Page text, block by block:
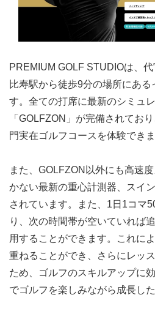
PREMIUM GOLF STUDIOは、
比寿駅から徒歩9分の場所にあ
す。全ての打席に最新のシミュ
「GOLFZON」が完備されてお
門実在ゴルフコースを体験できま
また、GOLFZON以外にも高速
かない最新の重心計測器、スイ
されています。また、1日1コマ
り、次の時間帯が空いていれば
用することができます。これに
重ねることができ、さらにレッ
ため、ゴルフのスキルアップに
でゴルフを楽しみながら成長し